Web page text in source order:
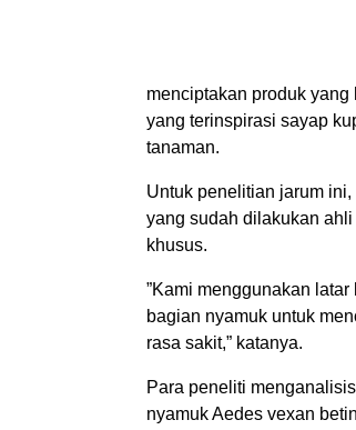
menciptakan produk
yang terinspirasi sayap
tanaman.
Untuk penelitian jarum
yang sudah dilakukan
khusus.
”Kami menggunakan
bagian nyamuk untuk
rasa sakit,” katanya.
Para peneliti
nyamuk Aedes vexan